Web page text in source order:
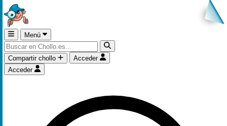
Menú
Compartir chollo
Acceder
Acceder